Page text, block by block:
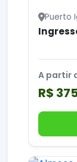
Puerto
A partir
R$